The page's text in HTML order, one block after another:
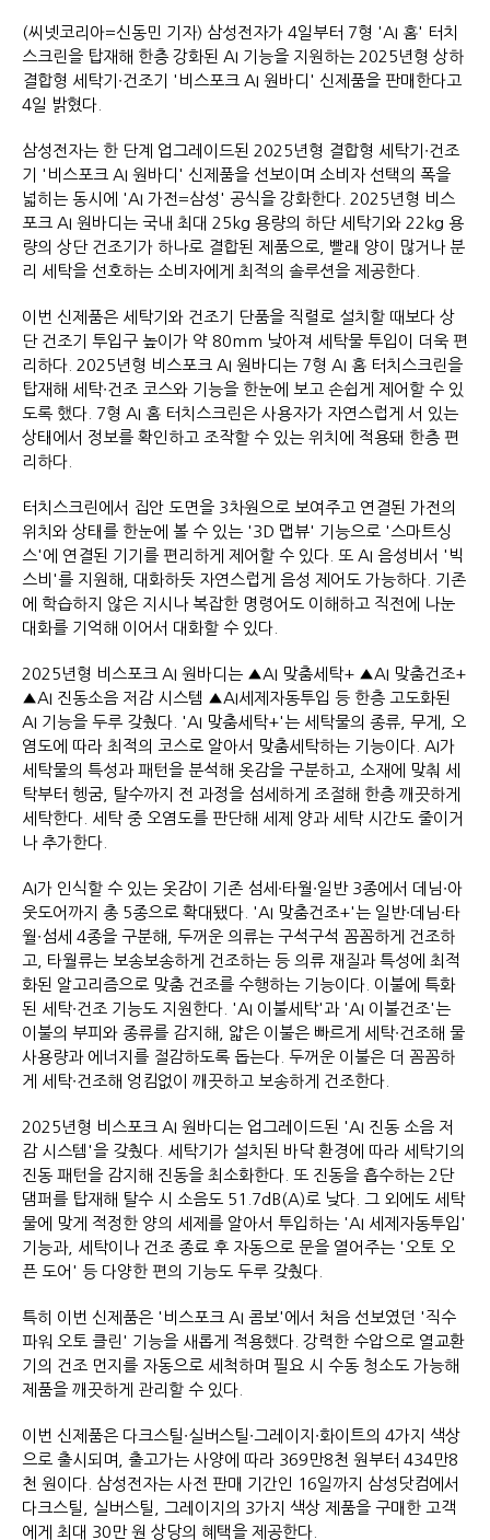
(씨넷코리아=신동민 기자) 삼성전자가 4일부터 7형 'AI 홈' 터치
스크린을 탑재해 한층 강화된 AI 기능을 지원하는 2025년형 상하
결합형 세탁기∙건조기 '비스포크 AI 원바디' 신제품을 판매한다고
4일 밝혔다.
삼성전자는 한 단계 업그레이드된 2025년형 결합형 세탁기∙건조
기 '비스포크 AI 원바디' 신제품을 선보이며 소비자 선택의 폭을
넓히는 동시에 'AI 가전=삼성' 공식을 강화한다. 2025년형 비스
포크 AI 원바디는 국내 최대 25kg 용량의 하단 세탁기와 22kg 용
량의 상단 건조기가 하나로 결합된 제품으로, 빨래 양이 많거나 분
리 세탁을 선호하는 소비자에게 최적의 솔루션을 제공한다.
이번 신제품은 세탁기와 건조기 단품을 직렬로 설치할 때보다 상
단 건조기 투입구 높이가 약 80mm 낮아져 세탁물 투입이 더욱 편
리하다. 2025년형 비스포크 AI 원바디는 7형 AI 홈 터치스크린을
탑재해 세탁∙건조 코스와 기능을 한눈에 보고 손쉽게 제어할 수 있
도록 했다. 7형 AI 홈 터치스크린은 사용자가 자연스럽게 서 있는
상태에서 정보를 확인하고 조작할 수 있는 위치에 적용돼 한층 편
리하다.
터치스크린에서 집안 도면을 3차원으로 보여주고 연결된 가전의
위치와 상태를 한눈에 볼 수 있는 '3D 맵뷰' 기능으로 '스마트싱
스'에 연결된 기기를 편리하게 제어할 수 있다. 또 AI 음성비서 '빅
스비'를 지원해, 대화하듯 자연스럽게 음성 제어도 가능하다. 기존
에 학습하지 않은 지시나 복잡한 명령어도 이해하고 직전에 나눈
대화를 기억해 이어서 대화할 수 있다.
2025년형 비스포크 AI 원바디는 ▲AI 맞춤세탁+ ▲AI 맞춤건조+
▲AI 진동소음 저감 시스템 ▲AI세제자동투입 등 한층 고도화된
AI 기능을 두루 갖췄다. 'AI 맞춤세탁+'는 세탁물의 종류, 무게, 오
염도에 따라 최적의 코스로 알아서 맞춤세탁하는 기능이다. AI가
세탁물의 특성과 패턴을 분석해 옷감을 구분하고, 소재에 맞춰 세
탁부터 헹굼, 탈수까지 전 과정을 섬세하게 조절해 한층 깨끗하게
세탁한다. 세탁 중 오염도를 판단해 세제 양과 세탁 시간도 줄이거
나 추가한다.
AI가 인식할 수 있는 옷감이 기존 섬세∙타월∙일반 3종에서 데님∙아
웃도어까지 총 5종으로 확대됐다. 'AI 맞춤건조+'는 일반∙데님∙타
월∙섬세 4종을 구분해, 두꺼운 의류는 구석구석 꼼꼼하게 건조하
고, 타월류는 보송보송하게 건조하는 등 의류 재질과 특성에 최적
화된 알고리즘으로 맞춤 건조를 수행하는 기능이다. 이불에 특화
된 세탁∙건조 기능도 지원한다. 'AI 이불세탁'과 'AI 이불건조'는
이불의 부피와 종류를 감지해, 얇은 이불은 빠르게 세탁∙건조해 물
사용량과 에너지를 절감하도록 돕는다. 두꺼운 이불은 더 꼼꼼하
게 세탁∙건조해 엉킴없이 깨끗하고 보송하게 건조한다.
2025년형 비스포크 AI 원바디는 업그레이드된 'AI 진동 소음 저
감 시스템'을 갖췄다. 세탁기가 설치된 바닥 환경에 따라 세탁기의
진동 패턴을 감지해 진동을 최소화한다. 또 진동을 흡수하는 2단
댐퍼를 탑재해 탈수 시 소음도 51.7dB(A)로 낮다. 그 외에도 세탁
물에 맞게 적정한 양의 세제를 알아서 투입하는 'AI 세제자동투입'
기능과, 세탁이나 건조 종료 후 자동으로 문을 열어주는 '오토 오
픈 도어' 등 다양한 편의 기능도 두루 갖췄다.
특히 이번 신제품은 '비스포크 AI 콤보'에서 처음 선보였던 '직수
파워 오토 클린' 기능을 새롭게 적용했다. 강력한 수압으로 열교환
기의 건조 먼지를 자동으로 세척하며 필요 시 수동 청소도 가능해
제품을 깨끗하게 관리할 수 있다.
이번 신제품은 다크스틸∙실버스틸∙그레이지∙화이트의 4가지 색상
으로 출시되며, 출고가는 사양에 따라 369만8천 원부터 434만8
천 원이다. 삼성전자는 사전 판매 기간인 16일까지 삼성닷컴에서
다크스틸, 실버스틸, 그레이지의 3가지 색상 제품을 구매한 고객
에게 최대 30만 원 상당의 혜택을 제공한다.